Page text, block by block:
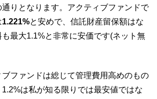
りとなります。アクティブファンドで
1.221%と安めで、信託財産留保額はな
も最大1.1%と非常に安価です(ネット無
ファンドは総じて管理費用高めのもの
は私が知る限りでは最安値ではな